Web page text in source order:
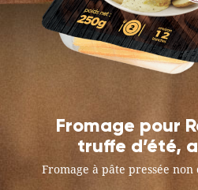
Fromage pour
truffe d’été,
Fromage à pâte pressée